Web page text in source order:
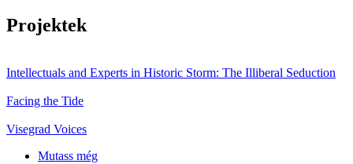
Projektek
Intellectuals and Experts in Historic Storm: The Illiberal Seduction
Facing the Tide
Visegrad Voices
Mutass még